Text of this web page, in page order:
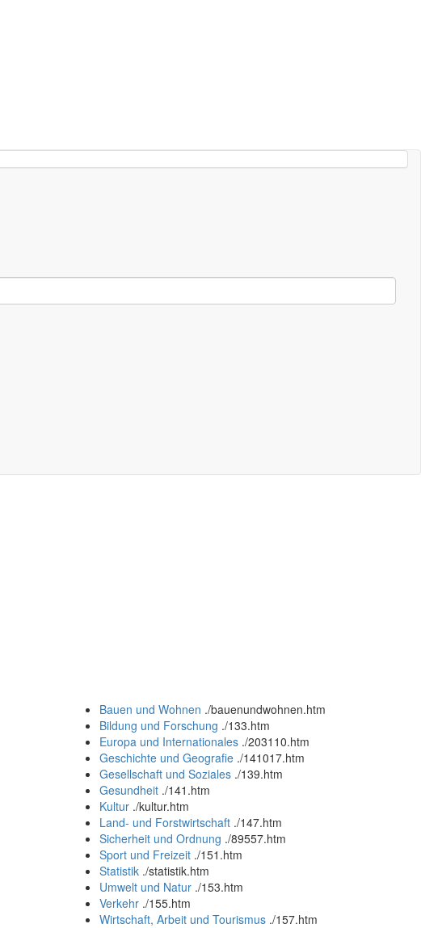
Bauen und Wohnen ./bauenundwohnen.htm
Bildung und Forschung ./133.htm
Europa und Internationales ./203110.htm
Geschichte und Geografie ./141017.htm
Gesellschaft und Soziales ./139.htm
Gesundheit ./141.htm
Kultur ./kultur.htm
Land- und Forstwirtschaft ./147.htm
Sicherheit und Ordnung ./89557.htm
Sport und Freizeit ./151.htm
Statistik ./statistik.htm
Umwelt und Natur ./153.htm
Verkehr ./155.htm
Wirtschaft, Arbeit und Tourismus ./157.htm